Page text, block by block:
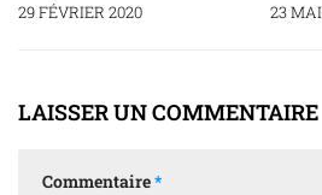
29 FÉVRIER 2020 23
LAISSER UN COMMENTAIRE
Commentaire*